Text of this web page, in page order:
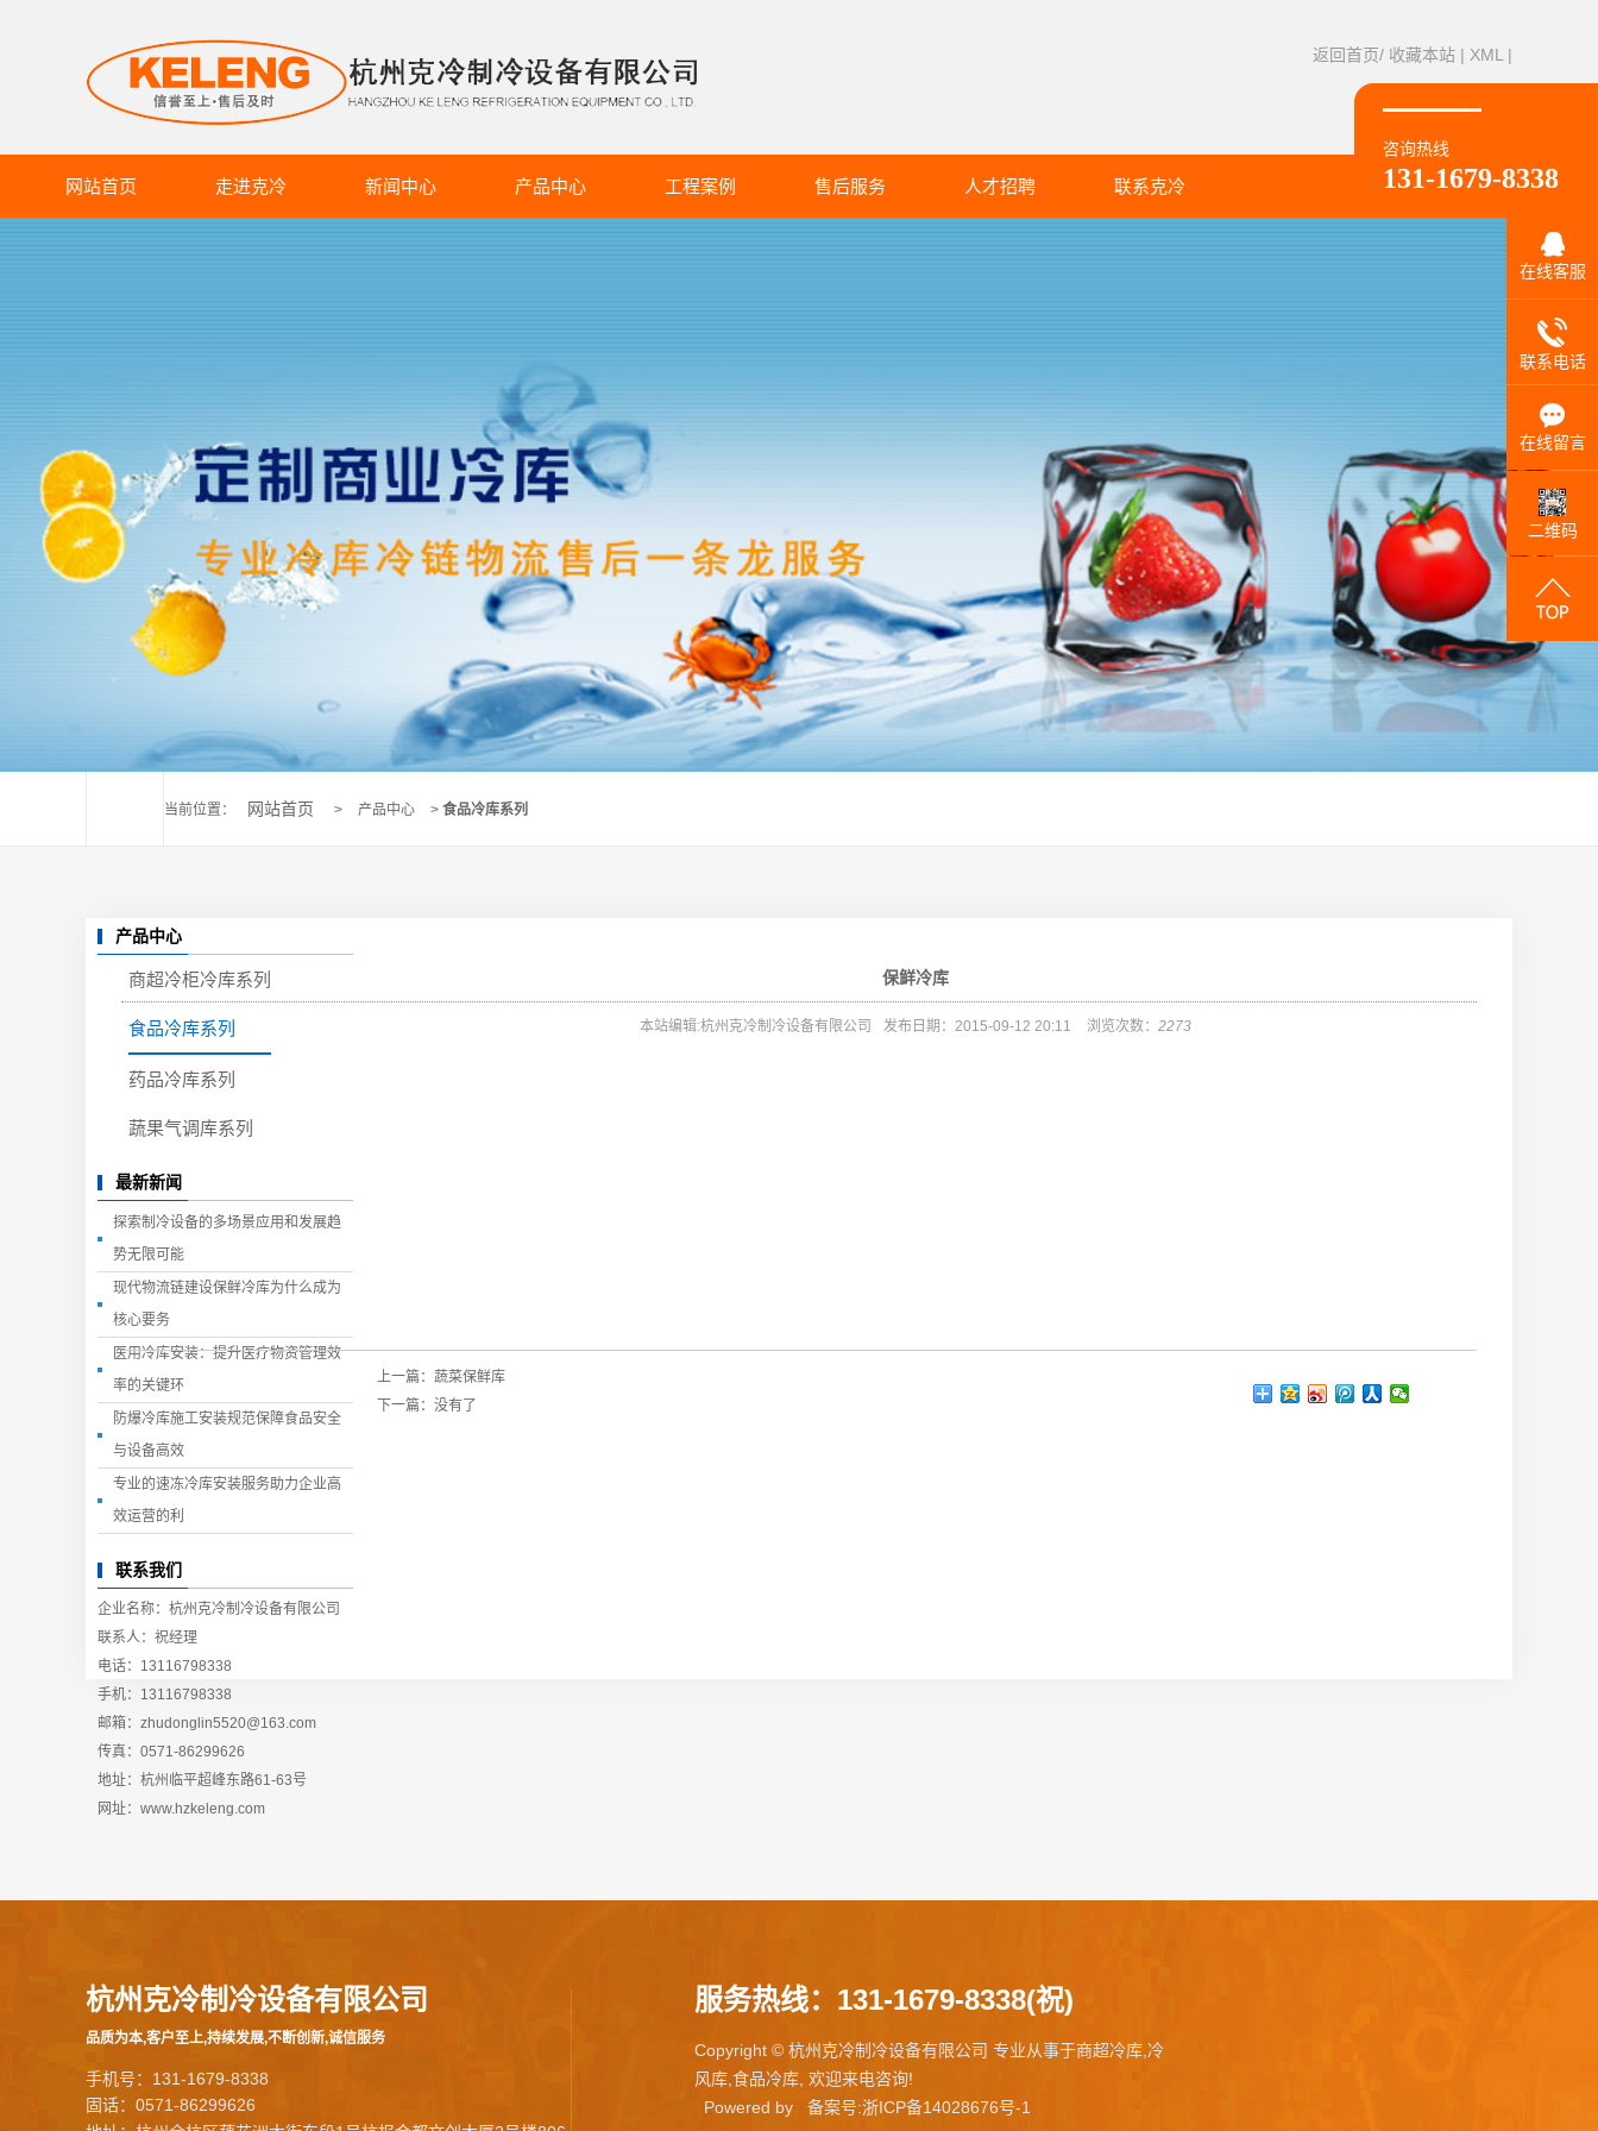
返回首页/ 收藏本站 | XML |
咨询热线
131-1679-8338
网站首页 走进克冷 新闻中心 产品中心
蔬果气调库系列
工程案例 售后服务 人才招聘 联系克冷
当前位置： 网站首页 > 产品中心 > 食品冷库系列
产品中心
商超冷柜冷库系列
食品冷库系列
药品冷库系列
蔬果气调库系列
最新新闻
探索制冷设备的多场景应用和发展趋
势无限可能
现代物流链建设保鲜冷库为什么成为
核心要务
医用冷库安装：提升医疗物资管理效
率的关键环
防爆冷库施工安装规范保障食品安全
与设备高效
专业的速冻冷库安装服务助力企业高
效运营的利
联系我们
企业名称：杭州克冷制冷设备有限公司
联系人：祝经理
电话：13116798338
手机：13116798338
邮箱：zhudonglin5520@163.com
传真：0571-86299626
地址：杭州临平超峰东路61-63号
网址：www.hzkeleng.com
保鲜冷库
本站编辑:杭州克冷制冷设备有限公司 发布日期：2015-09-12 20:11 浏览次数： 2273
上一篇： 蔬菜保鲜库
下一篇：没有了
杭州克冷制冷设备有限公司
品质为本,客户至上,持续发展,不断创新,诚信服务
手机号：131-1679-8338
固话：0571-86299626
服务热线：131-1679-8338(祝)
Copyright © 杭州克冷制冷设备有限公司 专业从事于商超冷库,冷
风库,食品冷库, 欢迎来电咨询!
Powered by 备案号:浙ICP备14028676号-1
在线客服
联系电话
在线留言
二维码